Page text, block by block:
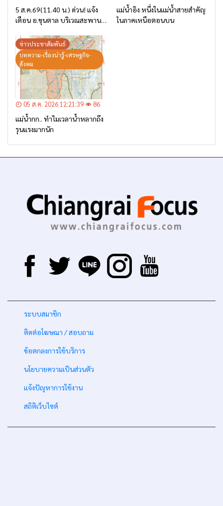
5 ส.ค.69(11.40 น.) ด่วน! แจ้ง
เตือน อ.ขุนตาล บริเวณสะพาน
– เตรียมการอพยพ”
แม่น้ำอิง หนึ่งในแม่น้ำสายสำคัญ
ในภาคเหนือตอนบน
ข่าวประชาสัมพันธ์
บทความ-เรื่องน่ารู้-เศรษฐกิจ-
สังคม
05 ส.ค. 2026 12:21:39 86
แม่น้ำกก.. ทำไมเวลาน้ำหลากถึง
รุนแรงมากนัก
ระบบสมาชิก
ติดต่อโฆษณา / สอบถาม
ข้อตกลงการใช้บริการ
นโยบายความเป็นส่วนตัว
แจ้งปัญหาการใช้งาน
สถิติเว็บไซต์